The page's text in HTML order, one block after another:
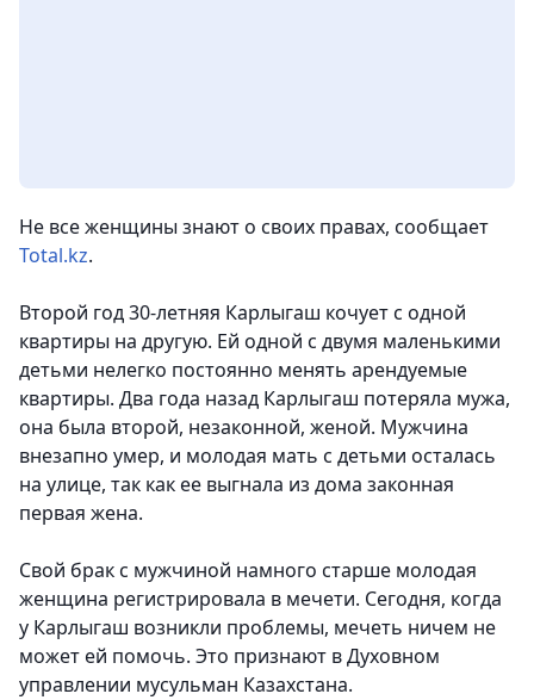
Не все женщины знают о своих правах, сообщает
Total.kz.
Второй год 30-летняя Карлыгаш кочует с одной
квартиры на другую. Ей одной с двумя маленькими
детьми нелегко постоянно менять арендуемые
квартиры. Два года назад Карлыгаш потеряла мужа,
она была второй, незаконной, женой. Мужчина
внезапно умер, и молодая мать с детьми осталась
на улице, так как ее выгнала из дома законная
первая жена.
Свой брак с мужчиной намного старше молодая
женщина регистрировала в мечети. Сегодня, когда
у Карлыгаш возникли проблемы, мечеть ничем не
может ей помочь. Это признают в Духовном
управлении мусульман Казахстана.